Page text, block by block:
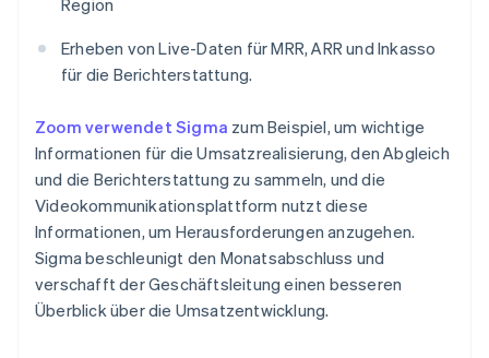
Region
Erheben von Live-Daten für MRR, ARR und Inkasso
für die Berichterstattung.
Zoom verwendet Sigma zum Beispiel, um wichtige
Informationen für die Umsatzrealisierung, den Abgleich
und die Berichterstattung zu sammeln, und die
Videokommunikationsplattform nutzt diese
Informationen, um Herausforderungen anzugehen.
Sigma beschleunigt den Monatsabschluss und
verschafft der Geschäftsleitung einen besseren
Überblick über die Umsatzentwicklung.